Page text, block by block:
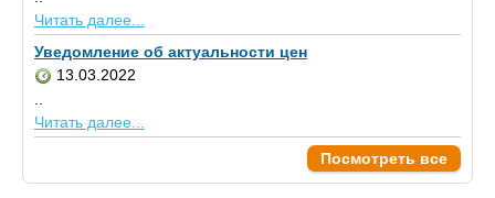
Читать далее...
Уведомление об актуальности цен
13.03.2022
Читать далее...
Посмотреть все